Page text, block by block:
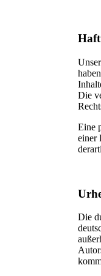
Die
Eine
einer
Die